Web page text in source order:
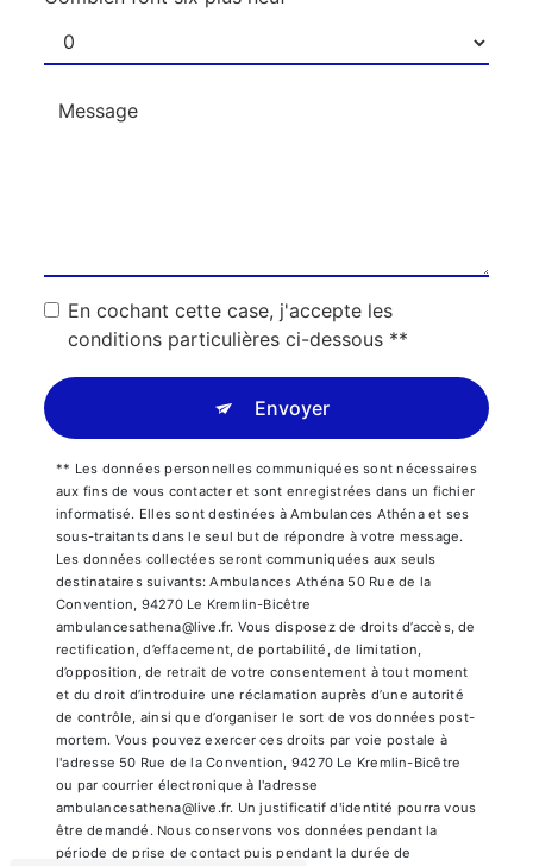
En cochant cette case, j'accepte les
conditions particulières ci-dessous **
Envoyer
** Les données personnelles communiquées sont nécessaires
aux fins de vous contacter et sont enregistrées dans un fichier
informatisé. Elles sont destinées à Ambulances Athéna et ses
sous-traitants dans le seul but de répondre à votre message.
Les données collectées seront communiquées aux seuls
destinataires suivants: Ambulances Athéna 50 Rue de la
Convention, 94270 Le Kremlin-Bicêtre
ambulancesathena@live.fr. Vous disposez de droits d’accès, de
rectification, d’effacement, de portabilité, de limitation,
d’opposition, de retrait de votre consentement à tout moment
et du droit d’introduire une réclamation auprès d’une autorité
de contrôle, ainsi que d’organiser le sort de vos données post-
mortem. Vous pouvez exercer ces droits par voie postale à
l'adresse 50 Rue de la Convention, 94270 Le Kremlin-Bicêtre
ou par courrier électronique à l'adresse
ambulancesathena@live.fr. Un justificatif d'identité pourra vous
être demandé. Nous conservons vos données pendant la
période de prise de contact puis pendant la durée de